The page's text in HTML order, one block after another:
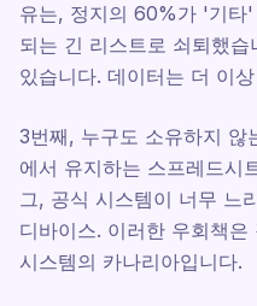
유는, 정지의 60%가 '기타
되는 긴 리스트로 쇠퇴했
있습니다. 데이터는 더 이
3번째, 누구도 소유하지 않
에서 유지하는 스프레드시
그, 공식 시스템이 너무 느
디바이스. 이러한 우회책
시스템의 카나리아입니다.